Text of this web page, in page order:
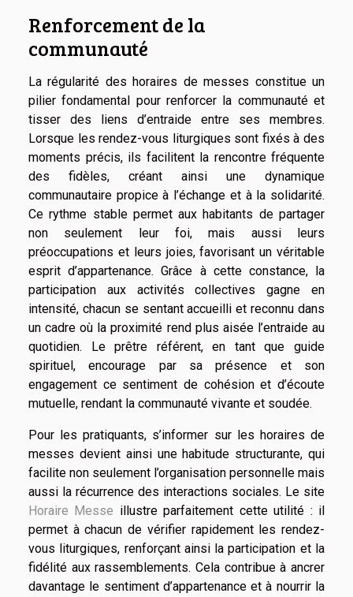
Renforcement de la
communauté
La régularité des horaires de messes constitue un
pilier fondamental pour renforcer la communauté et
tisser des liens d’entraide entre ses membres.
Lorsque les rendez-vous liturgiques sont fixés à des
moments précis, ils facilitent la rencontre fréquente
des fidèles, créant ainsi une dynamique
communautaire propice à l’échange et à la solidarité.
Ce rythme stable permet aux habitants de partager
non seulement leur foi, mais aussi leurs
préoccupations et leurs joies, favorisant un véritable
esprit d’appartenance. Grâce à cette constance, la
participation aux activités collectives gagne en
intensité, chacun se sentant accueilli et reconnu dans
un cadre où la proximité rend plus aisée l’entraide au
quotidien. Le prêtre référent, en tant que guide
spirituel, encourage par sa présence et son
engagement ce sentiment de cohésion et d’écoute
mutuelle, rendant la communauté vivante et soudée.
Pour les pratiquants, s’informer sur les horaires de
messes devient ainsi une habitude structurante, qui
facilite non seulement l’organisation personnelle mais
aussi la récurrence des interactions sociales. Le site
Horaire Messe illustre parfaitement cette utilité : il
permet à chacun de vérifier rapidement les rendez-
vous liturgiques, renforçant ainsi la participation et la
fidélité aux rassemblements. Cela contribue à ancrer
davantage le sentiment d’appartenance et à nourrir la